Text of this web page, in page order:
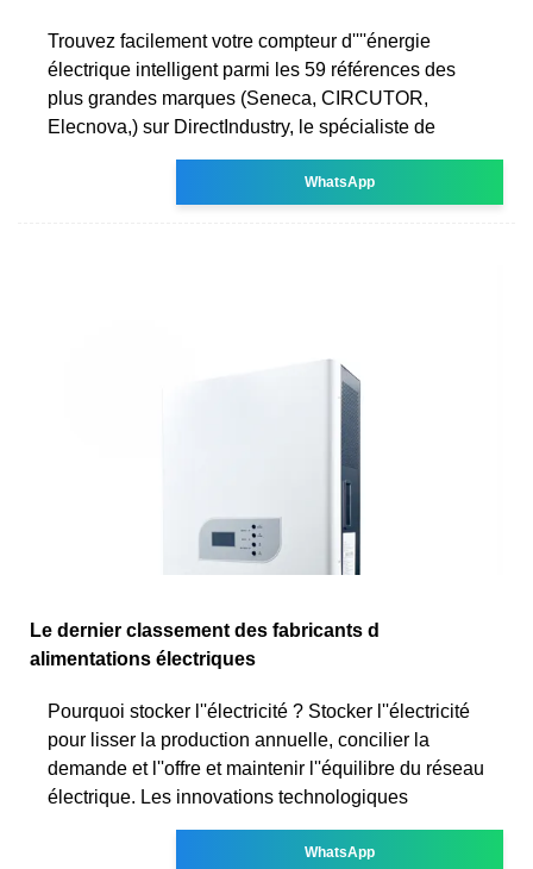
Trouvez facilement votre compteur d''''énergie
électrique intelligent parmi les 59 références des
plus grandes marques (Seneca, CIRCUTOR,
Elecnova,) sur DirectIndustry, le spécialiste de
WhatsApp
Le dernier classement des fabricants d
alimentations électriques
Pourquoi stocker l''électricité ? Stocker l''électricité
pour lisser la production annuelle, concilier la
demande et l''offre et maintenir l''équilibre du réseau
électrique. Les innovations technologiques
WhatsApp